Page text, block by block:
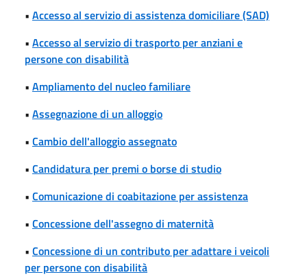
• Accesso al servizio di assistenza domiciliare (SAD)
• Accesso al servizio di trasporto per anziani e
persone con disabilità
• Ampliamento del nucleo familiare
• Assegnazione di un alloggio
• Cambio dell'alloggio assegnato
• Candidatura per premi o borse di studio
• Comunicazione di coabitazione per assistenza
• Concessione dell'assegno di maternità
• Concessione di un contributo per adattare i veicoli
per persone con disabilità